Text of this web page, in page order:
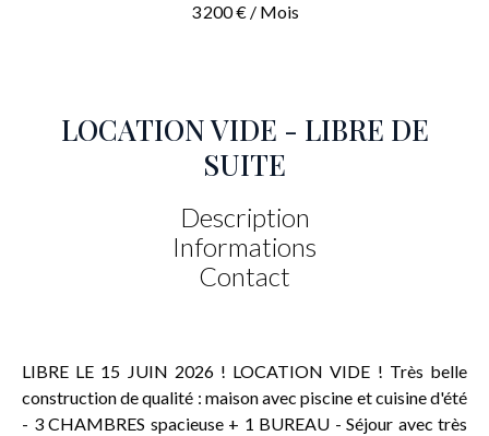
3 200 € / Mois
LOCATION VIDE - LIBRE DE
SUITE
Description
Informations
Contact
LIBRE LE 15 JUIN 2026 ! LOCATION VIDE ! Très belle
construction de qualité : maison avec piscine et cuisine d'été
- 3 CHAMBRES spacieuse + 1 BUREAU - Séjour avec très